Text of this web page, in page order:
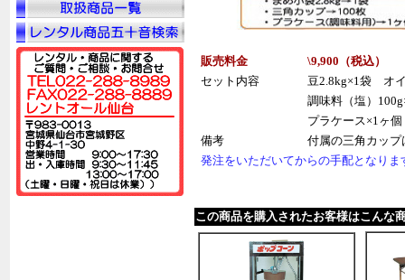
販売料金 \9,900（税込）
セット内容
豆2.8kg×1袋 オ
調味料（塩）
プラケース×1ヶ
備考
付属の三角カッ
発注をいただいてからの手配となり
この商品を購入されたお客様はこんな